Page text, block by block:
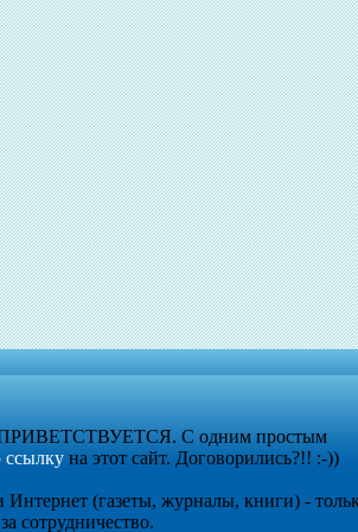
ПРИВЕТСТВУЕТСЯ. С одним простым
ссылку на этот сайт. Договорились?!! :-))
Интернет (газеты, журналы, книги) -
сотрудничество.